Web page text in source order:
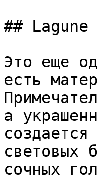
## Lagune
Это еще
есть
а
световых
сочных